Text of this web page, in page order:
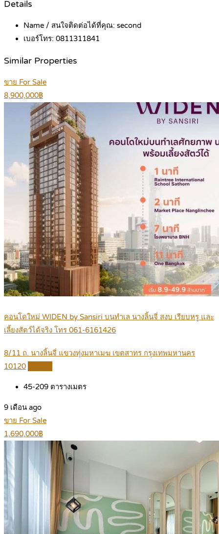
Details
Name / สนใจติดต่อได้ที่คุณ: second
เบอร์โทร: 0811311841
Similar Properties
ขาย For Sale
8,900,000฿
คอนโดใหม่ WIDEN by Sansiri บนทำเล นางลิ้นจี่ สงบ เรียบหรู และ
เลี้ยงสัตว์ได้จริง โทร 061-6161426
8/11 ถ. นางลิ้นจี่ แขวงทุ่งมหาเมฆ เขตสาทร กรุงเทพมหานคร
10120
45-209 ตารางเมตร
9 เดือน ago
ขาย For Sale
1,690,000฿